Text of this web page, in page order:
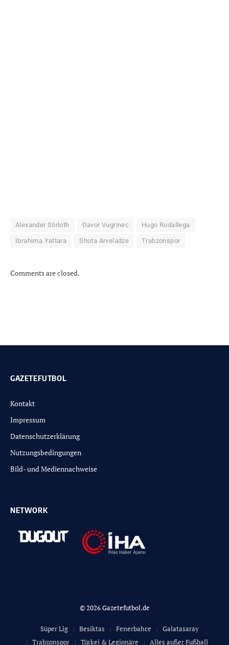
Alexander Sörloth Davor Vugrinec Hugo Rodallega
Ibrahima Yattara Shota Arveladze Trabzonspor
Comments are closed.
GAZETEFUTBOL
Kontakt
Impressum
Datenschutzerklärung
Nutzungsbedingungen
Bild- und Mediennachweise
NETWORK
© 2026 Gazetefutbol.de
Süper Lig Besiktas Fenerbahce
Galatasaray
Trabzonspor
Türkei & Legionäre Alles außer Fußball